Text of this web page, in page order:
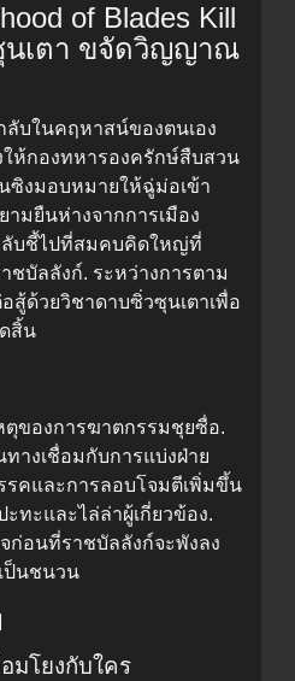
of Blades Kill
นเตา ขจัดวิญญาณ
บในคฤหาสน์ของตนเอง
ให้กองทหารองครักษ์สืบสวน
ซิงมอบหมายให้ฉู่ม่อเข้า
มยืนห่างจากการเมือง
ลับชี้ไปที่สมคบคิดใหญ่ที่
ชบัลลังก์. ระหว่างการตาม
สู้ด้วยวิชาดาบซิ่วซุนเตาเพื่อ
สิ้น
ตุของการฆาตกรรมชุยซื่อ.
างเชื่อมกับการแบ่งฝ่าย
คและการลอบโจมตีเพิ่มขึ้น
ทะและไล่ล่าผู้เกี่ยวข้อง.
ก่อนที่ราชบัลลังก์จะพังลง
ป็นชนวน
มโยงกับใคร